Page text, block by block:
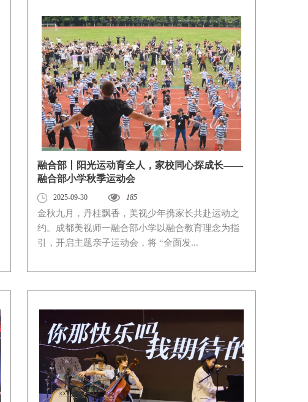
融合部丨阳光运动育全人，家校同心探成长——
融合部小学秋季运动会
2025-09-30 185
金秋九月，丹桂飘香，美视少年携家长共赴运动之
约。成都美视师一融合部小学以融合教育理念为指
引，开启主题亲子运动会，将 “全面发...